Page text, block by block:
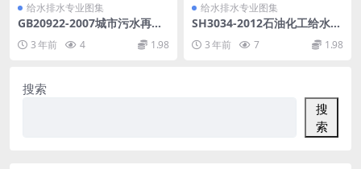
给水排水专业图集
GB20922-2007城市污水再生
利用农田灌溉用水水质.pdf
3 年前 4 1.98
给水排水专业图集
SH3034-2012石油化工给水排
3 年前 7 1.98
搜索
搜
索